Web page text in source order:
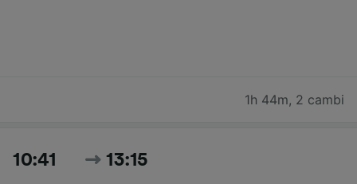
1h 44m, 2 cambi
10:41 13:15